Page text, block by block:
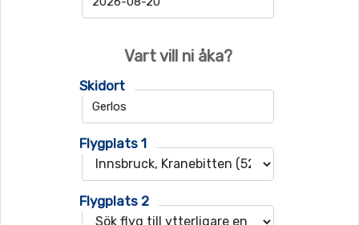
Vart vill ni åka?
Skidort
Flygplats 1
Flygplats 2